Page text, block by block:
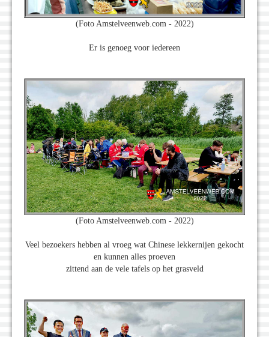
(Foto Amstelveenweb.com - 2022)
Er is genoeg voor iedereen
(Foto Amstelveenweb.com - 2022)
Veel bezoekers hebben al vroeg wat Chinese lekkernijen gekocht
en kunnen alles proeven
zittend aan de vele tafels op het grasveld